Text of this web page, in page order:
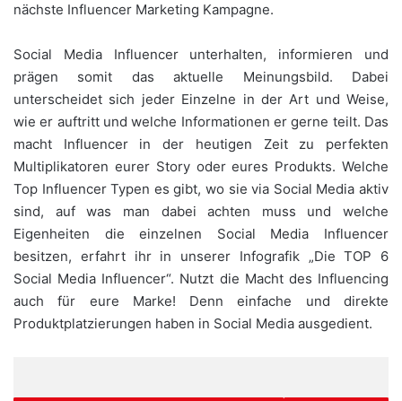
nächste Influencer Marketing Kampagne.
Social Media Influencer unterhalten, informieren und
prägen somit das aktuelle Meinungsbild. Dabei
unterscheidet sich jeder Einzelne in der Art und Weise,
wie er auftritt und welche Informationen er gerne teilt. Das
macht Influencer in der heutigen Zeit zu perfekten
Multiplikatoren eurer Story oder eures Produkts. Welche
Top Influencer Typen es gibt, wo sie via Social Media aktiv
sind, auf was man dabei achten muss und welche
Eigenheiten die einzelnen Social Media Influencer
besitzen, erfahrt ihr in unserer Infografik „Die TOP 6
Social Media Influencer“. Nutzt die Macht des Influencing
auch für eure Marke! Denn einfache und direkte
Produktplatzierungen haben in Social Media ausgedient.